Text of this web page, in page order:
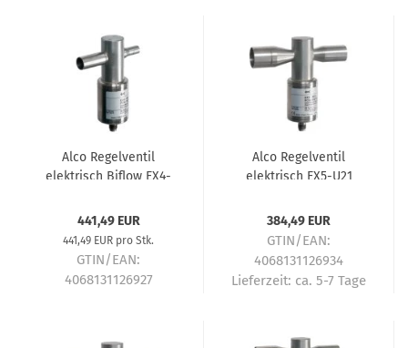
Alco Regelventil
elektrisch Biflow EX4-
441,49 EUR
441,49 EUR pro Stk.
GTIN/EAN:
4068131126927
Alco Regelventil
elektrisch EX5-U21
384,49 EUR
GTIN/EAN:
4068131126934
Lieferzeit: ca. 5-7 Tage